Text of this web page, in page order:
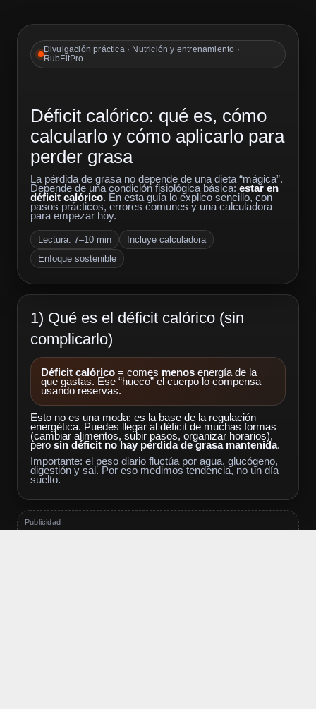
Divulgación práctica · Nutrición y entrenamiento ·
RubFitPro
Déficit calórico: qué es, cómo
calcularlo y cómo aplicarlo para
perder grasa
La pérdida de grasa no depende de una dieta “mágica”.
Depende de una condición fisiológica básica: estar en
déficit calórico. En esta guía lo explico sencillo, con
pasos prácticos, errores comunes y una calculadora
para empezar hoy.
Lectura: 7–10 min
Incluye calculadora
Enfoque sostenible
1) Qué es el déficit calórico (sin
complicarlo)
Déficit calórico = comes menos energía de la
que gastas. Ese “hueco” el cuerpo lo compensa
usando reservas.
Esto no es una moda: es la base de la regulación
energética. Puedes llegar al déficit de muchas formas
(cambiar alimentos, subir pasos, organizar horarios),
pero sin déficit no hay pérdida de grasa mantenida.
Importante: el peso diario fluctúa por agua, glucógeno,
digestión y sal. Por eso medimos tendencia, no un día
suelto.
Publicidad